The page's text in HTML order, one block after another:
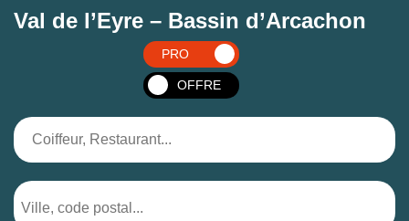
Val de l’Eyre – Bassin d’Arcachon
PRO
OFFRE